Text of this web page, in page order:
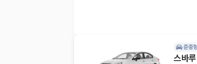
준중
스바